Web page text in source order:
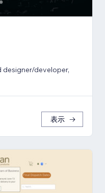
designer/developer,
表示